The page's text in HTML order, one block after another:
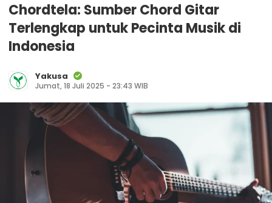
Chordtela: Sumber Chord Gitar
Terlengkap untuk Pecinta Musik di
Indonesia
Yakusa
Jumat, 18 Juli 2025 - 23:43 WIB